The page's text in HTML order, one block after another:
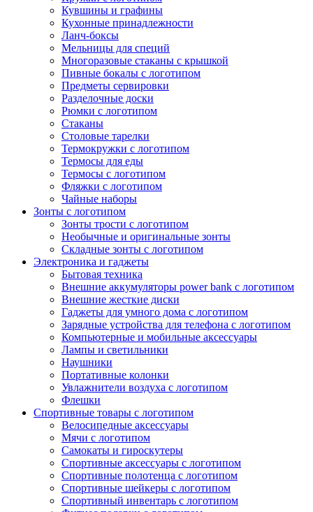
Кувшины и графины
Кухонные принадлежности
Ланч-боксы
Мельницы для специй
Многоразовые стаканы с крышкой
Пивные бокалы с логотипом
Предметы сервировки
Разделочные доски
Рюмки с логотипом
Стаканы
Столовые тарелки
Термокружки с логотипом
Термосы для еды
Термосы с логотипом
Фляжки с логотипом
Чайные наборы
Зонты с логотипом
Зонты трости с логотипом
Необычные и оригинальные зонты
Складные зонты с логотипом
Электроника и гаджеты
Бытовая техника
Внешние аккумуляторы power bank с логотипом
Внешние жесткие диски
Гаджеты для умного дома с логотипом
Зарядные устройства для телефона с логотипом
Компьютерные и мобильные аксессуары
Лампы и светильники
Наушники
Портативные колонки
Увлажнители воздуха с логотипом
Флешки
Спортивные товары с логотипом
Велосипедные аксессуары
Мячи с логотипом
Самокаты и гироскутеры
Спортивные аксессуары с логотипом
Спортивные полотенца с логотипом
Спортивные шейкеры с логотипом
Спортивный инвентарь с логотипом